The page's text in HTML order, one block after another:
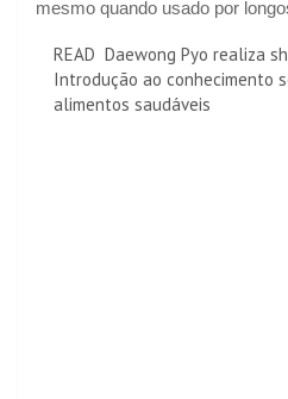
mesmo quando usado por
READ Daewong Pyo realiza
Introdução ao conhecimento
alimentos saudáveis